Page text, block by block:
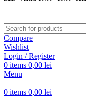
Compare
Wishlist
Login / Register
0 items 0,00 lei
Menu
0 items 0,00 lei